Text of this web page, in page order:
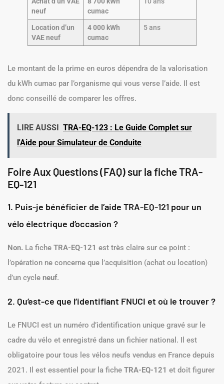
neuf
cumac
Location d’un
VAE neuf
4 000 kWh
cumac
5 ans
Le montant de la prime en euros dépendra de la valorisation
du kWh cumac par l’organisme qui vous verse l’aide. Il est
donc conseillé de comparer les offres.
LIRE AUSSI
TRA-EQ-123 : Le Guide Complet sur
l'Aide pour Simulateur de Conduite
Foire Aux Questions (FAQ) sur la fiche TRA-
EQ-121
1. Puis-je bénéficier de l’aide TRA-EQ-121 pour un
vélo électrique d’occasion ?
Non. La fiche TRA-EQ-121 est très claire sur ce point :
l’opération ne concerne que l’acquisition (achat ou location)
d’un cycle neuf.
2. Qu’est-ce que l’identifiant FNUCI et où le trouver ?
Le FNUCI est un numéro d’identification unique gravé sur le
cadre du vélo et enregistré dans un fichier national. Il est
obligatoire pour tous les vélos neufs vendus en France depuis
2021. Il est essentiel pour la fiche TRA-EQ-121 et doit figurer